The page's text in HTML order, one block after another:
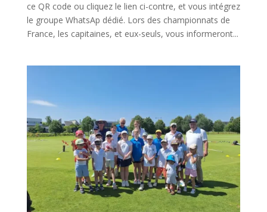
ce QR code ou cliquez le lien ci-contre, et vous intégrez
le groupe WhatsAp dédié. Lors des championnats de
France, les capitaines, et eux-seuls, vous informeront...